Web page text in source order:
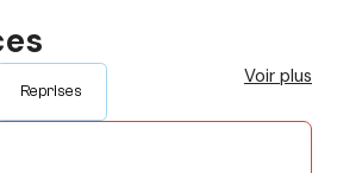
Reprises
Voir plus